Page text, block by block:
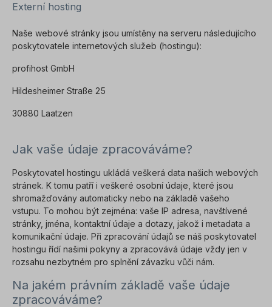
Externí hosting
Naše webové stránky jsou umístěny na serveru následujícího
poskytovatele internetových služeb (hostingu):
profihost GmbH
Hildesheimer Straße 25
30880 Laatzen
Jak vaše údaje zpracováváme?
Poskytovatel hostingu ukládá veškerá data našich webových
stránek. K tomu patří i veškeré osobní údaje, které jsou
shromažďovány automaticky nebo na základě vašeho
vstupu. To mohou být zejména: vaše IP adresa, navštívené
stránky, jména, kontaktní údaje a dotazy, jakož i metadata a
komunikační údaje. Při zpracování údajů se náš poskytovatel
hostingu řídí našimi pokyny a zpracovává údaje vždy jen v
rozsahu nezbytném pro splnění závazku vůči nám.
Na jakém právním základě vaše údaje
zpracováváme?